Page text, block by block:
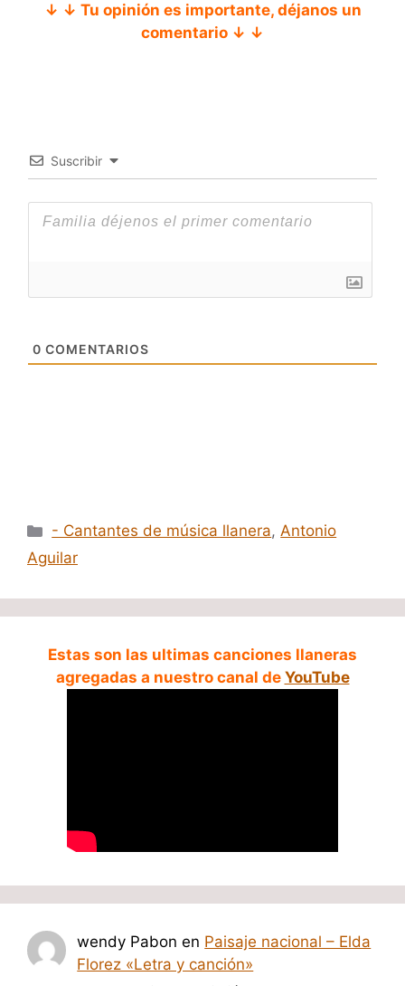
↓ ↓ Tu opinión es importante, déjanos un
comentario ↓ ↓
Suscribir
0 COMENTARIOS
Categorías
- Cantantes de música llanera,Antonio
Aguilar
Estas son las ultimas canciones llaneras
agregadas a nuestro canal de YouTube
wendy Pabon en Paisaje nacional – Elda
Florez «Letra y canción»